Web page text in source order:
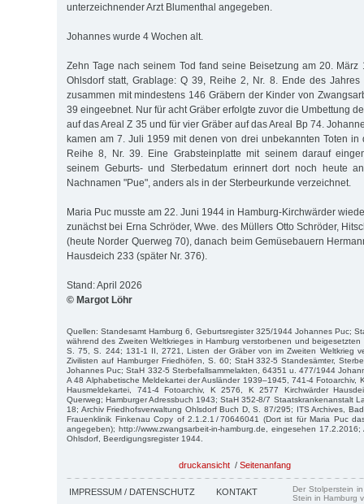
unterzeichnender Arzt Blumenthal angegeben.
Johannes wurde 4 Wochen alt.
Zehn Tage nach seinem Tod fand seine Beisetzung am 20. März
Ohlsdorf statt, Grablage: Q 39, Reihe 2, Nr. 8. Ende des
zusammen mit mindestens 146 Gräbern der Kinder von
39 eingeebnet. Nur für acht Gräber erfolgte zuvor die Umbettung
auf das Areal Z 35 und für vier Gräber auf das Areal Bp 74.
kamen am 7. Juli 1959 mit denen von drei unbekannten Toten in
Reihe 8, Nr. 39. Eine Grabsteinplatte mit seinem darauf
seinem Geburts- und Sterbedatum erinnert dort noch heute
Nachnamen "Pue", anders als in der Sterbeurkunde verzeichnet.
Maria Puc musste am 22. Juni 1944 in Hamburg-Kirchwärder
zunächst bei Erna Schröder, Wwe. des Müllers Otto Schröder,
(heute Norder Querweg 70), danach beim Gemüsebauern
Hausdeich 233 (später Nr. 376).
Stand: April 2026
© Margot Löhr
Quellen: Standesamt Hamburg 6, Geburtsregister 325/1944 Johannes Puc;
während des Zweiten Weltkrieges in Hamburg verstorbenen und beigesetzten
S. 75, S. 244; 131-1 II, 2721, Listen der Gräber von im Zweiten Weltkrieg
Zivilisten auf Hamburger Friedhöfen, S. 60; StaH 332-5 Standesämter,
Johannes Puc; StaH 332-5 Sterbefallsammelakten, 64351 u. 477/1944
A 48 Alphabetische Meldekartei der Ausländer 1939–1945, 741-4 Fotoarchiv,
Hausmeldekartei, 741-4 Fotoarchiv, K 2576, K 2577 Kirchwärder
Querweg; Hamburger Adressbuch 1943; StaH 352-8/7 Staatskrankenanstalt
18; Archiv Friedhofsverwaltung Ohlsdorf Buch D, S. 87/295; ITS Archives,
Frauenklinik Finkenau Copy of 2.1.2.1 / 70646041 (Dort ist für Maria Puc
angegeben); http://www.zwangsarbeit-in-hamburg.de, eingesehen 17.2.2016;
Ohlsdorf, Beerdigungsregister 1944.
druckansicht / Seitenanfang
IMPRESSUM / DATENSCHUTZ KONTAKT
Der Stolperstein
Stein in Hamburg